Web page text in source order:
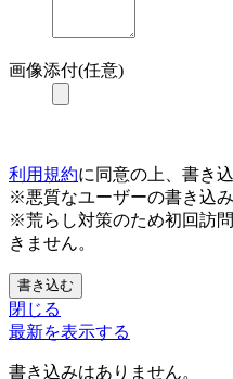
画像添付(任意)
利用規約に同意の上、書き
※悪質なユーザーの書き込み
※荒らし対策のため初回訪
きません。
書き込む
閉じる
最新を表示する
書き込みはありません。